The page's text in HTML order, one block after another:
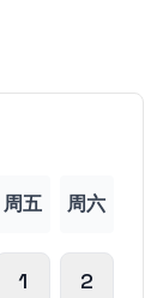
周五 周六
1 2